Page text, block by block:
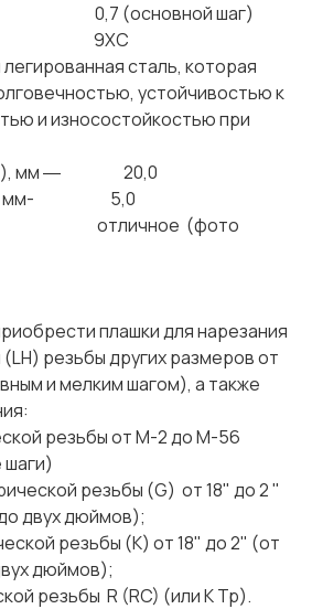
0,7 (основной шаг)
― 9ХС
сталь, которая
устойчивостью к
и износостойкостью при
(D), мм ― 20,0
(L), мм- 5,0
отличное (фото
плашки для нарезания
резьбы других размеров от
и мелким шагом), а также
резьбы от М-2 до М-56
резьбы (G) от 18" до 2 "
двух дюймов);
резьбы (К) от 18" до 2" (от
дюймов);
резьбы R (RC) (или К Тр).